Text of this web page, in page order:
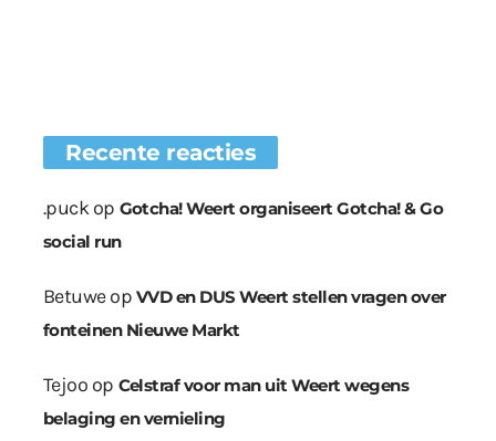
Recente reacties
.puckop Gotcha! Weert organiseert Gotcha! & Go
social run
Betuweop VVD en DUS Weert stellen vragen over
fonteinen Nieuwe Markt
Tejoo op Celstraf voor man uit Weert wegens
belaging en vernieling